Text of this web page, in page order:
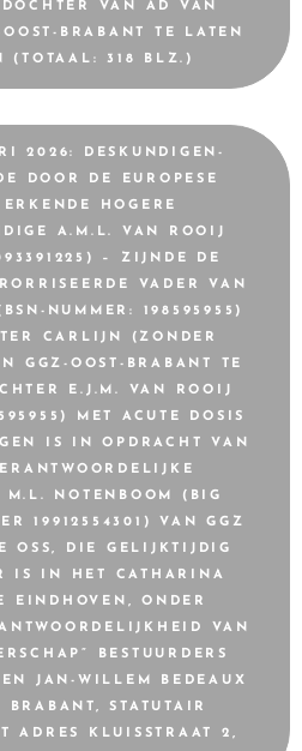
VAN AD VAN
BRABANT TE LATEN
(TOTAAL: 318 BLZ.)
2026: DESKUNDIGEN-
DOOR DE EUROPESE
HOGERE
A.M.L. VAN ROOIJ
– ZIJNDE DE
VADER VAN
NUMMER: 198595955)
CARLIJN (ZONDER
GGZ-OOST-BRABANT TE
E.J.M. VAN ROOIJ
MET ACUTE DOSIS
IS IN OPDRACHT VAN
M.L. NOTENBOOM (BIG
19912554301) VAN GGZ
OSS, DIE GELIJKTIJDIG
IS IN HET CATHARINA
EINDHOVEN, ONDER
VAN
BESTUURDERS
JAN-WILLEM BEDEAUX
STATUTAIR
ADRES KLUISSTRAAT 2,